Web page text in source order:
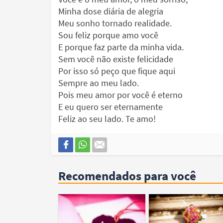
Minha dose diária de alegria
Meu sonho tornado realidade.
Sou feliz porque amo você
E porque faz parte da minha vida.
Sem você não existe felicidade
Por isso só peço que fique aqui
Sempre ao meu lado.
Pois meu amor por você é eterno
E eu quero ser eternamente
Feliz ao seu lado. Te amo!
Recomendados para você